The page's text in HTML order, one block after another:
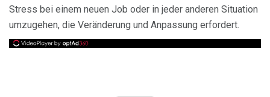
Stress bei einem neuen Job oder in jeder anderen Situation
umzugehen, die Veränderung und Anpassung erfordert.